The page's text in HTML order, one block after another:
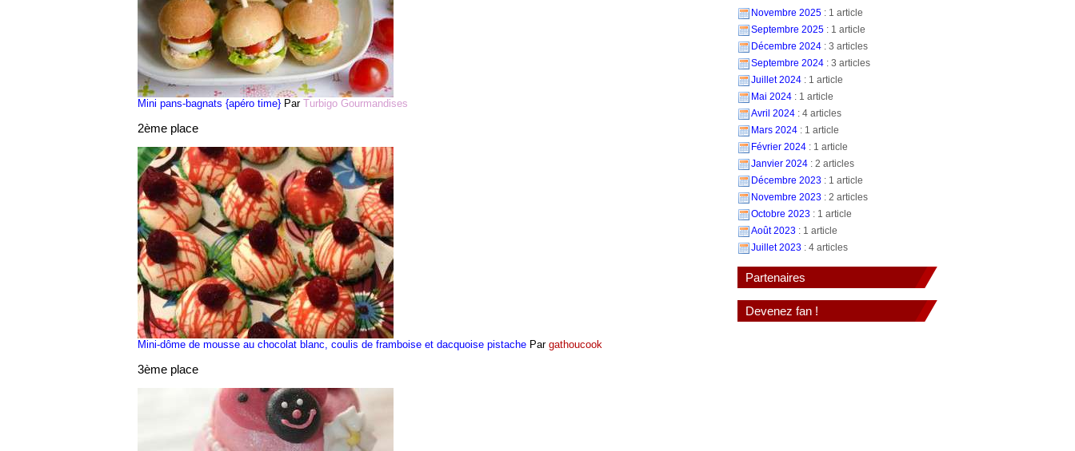
Mini pans-bagnats {apéro time} Par Turbigo Gourmandises
2ème place
Mini-dôme de mousse au chocolat blanc, coulis de framboise et dacquoise pistache Par gathoucook
3ème place
Novembre 2025 : 1 article
Septembre 2025 : 1 article
Décembre 2024 : 3 articles
Septembre 2024 : 3 articles
Juillet 2024 : 1 article
Mai 2024 : 1 article
Avril 2024 : 4 articles
Mars 2024 : 1 article
Février 2024 : 1 article
Janvier 2024 : 2 articles
Décembre 2023 : 1 article
Novembre 2023 : 2 articles
Octobre 2023 : 1 article
Août 2023 : 1 article
Juillet 2023 : 4 articles
Partenaires
Devenez fan !